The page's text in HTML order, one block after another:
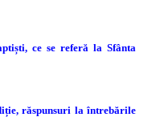
ce se referă la Sfânta
răspunsuri la întrebările